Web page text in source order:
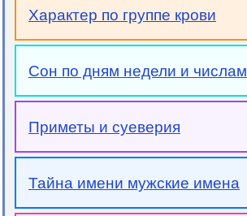
Характер по группе крови
Сон по дням недели и числам
Приметы и суеверия
Тайна имени мужские имена